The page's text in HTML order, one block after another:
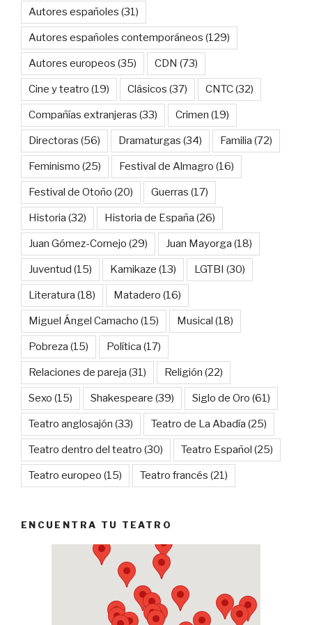
Autores españoles (31)
Autores españoles contemporáneos (129)
Autores europeos (35) CDN (73)
Cine y teatro (19) Clásicos (37) CNTC(32)
Compañías extranjeras (33) Crimen (19)
Directoras (56) Dramaturgas (34) Familia (72)
Feminismo (25) Festival de Almagro (16)
Festival de Otoño (20) Guerras (17)
Historia (32) Historia de España (26)
Juan Gómez-Cornejo (29) Juan Mayorga (18)
Juventud (15) Kamikaze (13) LGTBI (30)
Literatura (18) Matadero (16)
Miguel Ángel Camacho (15) Musical (18)
Pobreza (15) Política (17)
Relaciones de pareja (31) Religión (22)
Sexo (15) Shakespeare (39) Siglo de Oro (61)
Teatro anglosajón (33) Teatro de La Abadía (25)
Teatro dentro del teatro (30) Teatro Español (25)
Teatro europeo (15) Teatro francés (21)
ENCUENTRA TU TEATRO